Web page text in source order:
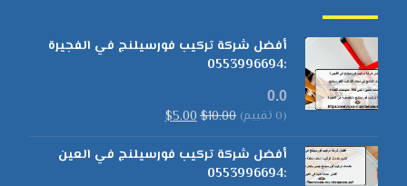
أفضل شركة تركيب فورسيلنج في الفجيرة
:0553996694
0.0
(0 تقييم) $10.00
$5.00
أفضل شركة تركيب فورسيلنج في العين
:0553996694